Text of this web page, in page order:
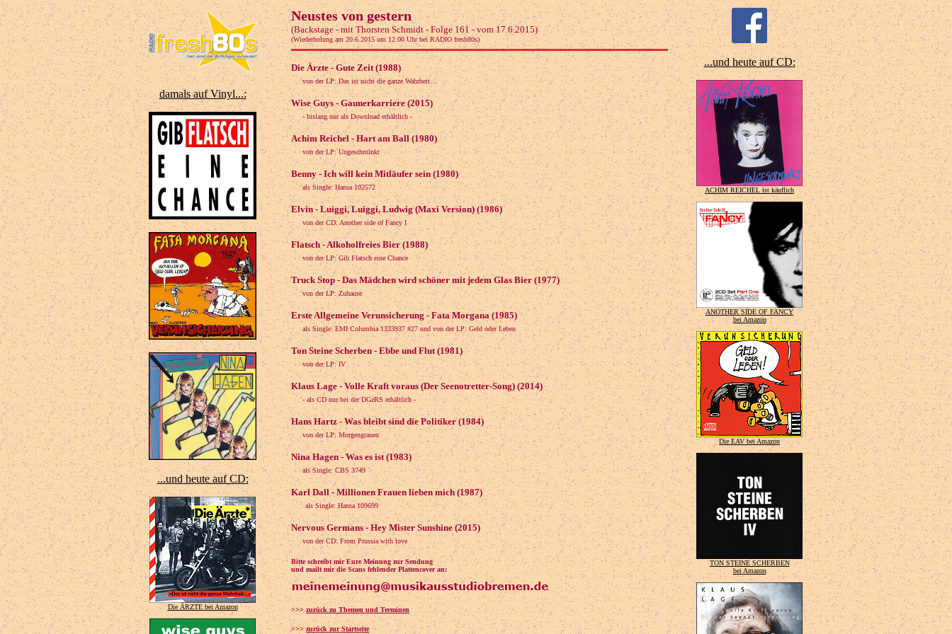
damals auf Vinyl...:
...und heute auf CD:
Die ÄRZTE bei Amazon
Neustes von gestern
(Backstage - mit Thorsten Schmidt - Folge 161 - vom 17.6.2015)
(Wiederholung am 20.6.2015 um 12.00 Uhr bei RADIO fresh80s)
Die Ärzte - Gute Zeit (1988)
von der LP: Das ist nicht die ganze Wahrheit…
Wise Guys - Gaunerkarriere (2015)
- bislang nur als Download erhältlich -
Achim Reichel - Hart am Ball (1980)
von der LP: Ungeschminkt
Benny - Ich will kein Mitläufer sein (1980)
als Single: Hansa 102572
Elvin - Luiggi, Luiggi, Ludwig (Maxi Version) (1986)
von der CD: Another side of Fancy I
Flatsch - Alkoholfreies Bier (1988)
von der LP: Gib Flatsch eine Chance
Truck Stop - Das Mädchen wird schöner mit jedem Glas Bier (1977)
von der LP: Zuhause
Erste Allgemeine Verunsicherung - Fata Morgana (1985)
als Single: EMI Columbia 1333937 #27 und von der LP: Geld oder Leben
Ton Steine Scherben - Ebbe und Flut (1981)
von der LP: IV
Klaus Lage - Volle Kraft voraus (Der Seenotretter-Song) (2014)
- als CD nur bei der DGzRS erhältlich -
Hans Hartz - Was bleibt sind die Politiker (1984)
von der LP: Morgengrauen
Nina Hagen - Was es ist (1983)
als Single: CBS 3749
Karl Dall - Millionen Frauen lieben mich (1987)
als Single: Hansa 109699
Nervous Germans - Hey Mister Sunshine (2015)
von der CD: From Prussia with love
Bitte schreibt mir Eure Meinung zur Sendung
und mailt mir die Scans fehlender Plattencover an:
>>>zurück zu Themen und Terminen
>>>zurück zur Startseite
...und heute auf CD:
ACHIM REICHEL ist käuflich
ANOTHER SIDE OF FANCY
bei Amazon
Die EAV bei Amazon
TON STEINE SCHERBEN
bei Amazon